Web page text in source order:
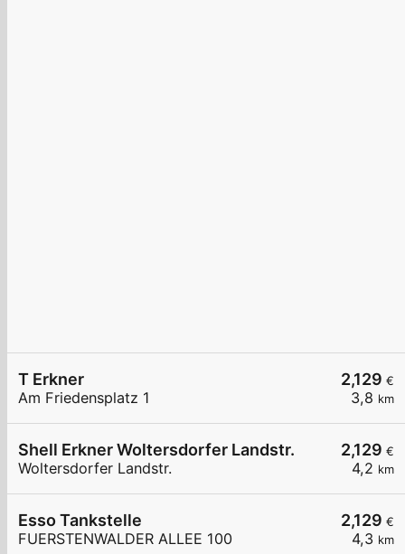
2,129 €
3,8 km
T Erkner
Am Friedensplatz 1
2,129 €
4,2 km
Shell Erkner Woltersdorfer Landstr.
Woltersdorfer Landstr.
2,129 €
4,3 km
Esso Tankstelle
FUERSTENWALDER ALLEE 100